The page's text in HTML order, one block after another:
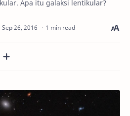
Apa itu galaksi lentikular?
1 min read